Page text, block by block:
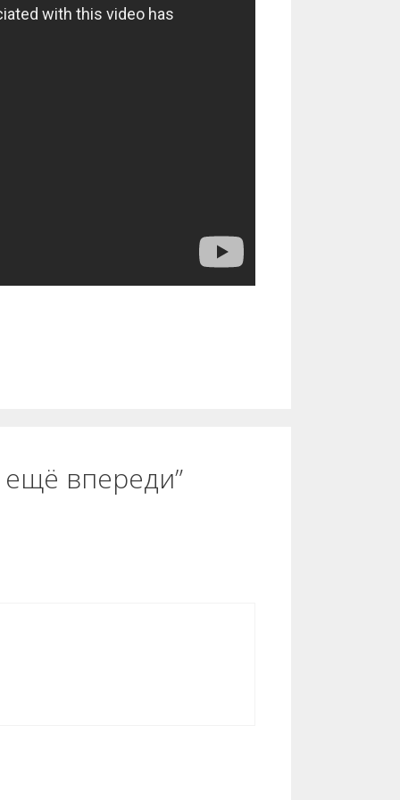
впереди”